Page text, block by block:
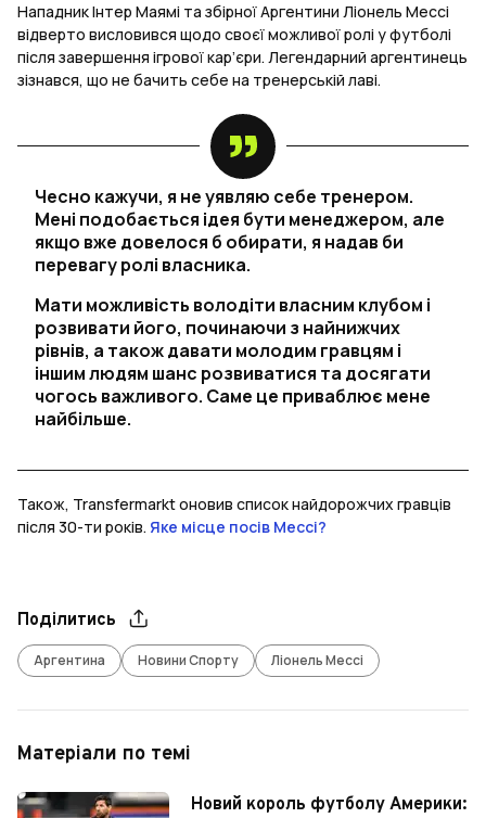
Нападник Інтер Маямі та збірної Аргентини Ліонель Мессі
відверто висловився щодо своєї можливої ролі у футболі
після завершення ігрової кар’єри. Легендарний аргентинець
зізнався, що не бачить себе на тренерській лаві.
Чесно кажучи, я не уявляю себе тренером.
Мені подобається ідея бути менеджером, але
якщо вже довелося б обирати, я надав би
перевагу ролі власника.
Мати можливість володіти власним клубом і
розвивати його, починаючи з найнижчих
рівнів, а також давати молодим гравцям і
іншим людям шанс розвиватися та досягати
чогось важливого. Саме це приваблює мене
найбільше.
Також, Transfermarkt оновив список найдорожчих гравців
після 30-ти років. Яке місце посів Мессі?
Поділитись
Аргентина Новини Спорту Ліонель Мессі
Матеріали по темі
Новий король футболу Америки: